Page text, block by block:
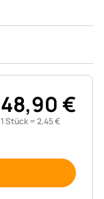
48,90€
1 Stück =2,45€